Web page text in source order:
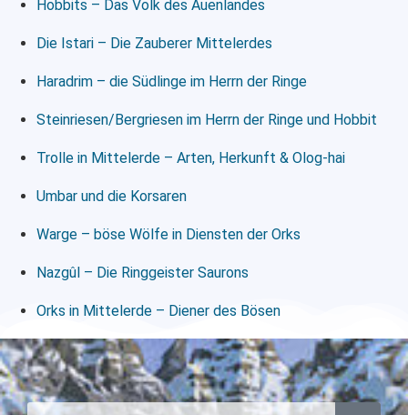
Hobbits – Das Volk des Auenlandes
Die Istari – Die Zauberer Mittelerdes
Haradrim – die Südlinge im Herrn der Ringe
Steinriesen/Bergriesen im Herrn der Ringe und Hobbit
Trolle in Mittelerde – Arten, Herkunft & Olog-hai
Umbar und die Korsaren
Warge – böse Wölfe in Diensten der Orks
Nazgûl – Die Ringgeister Saurons
Orks in Mittelerde – Diener des Bösen